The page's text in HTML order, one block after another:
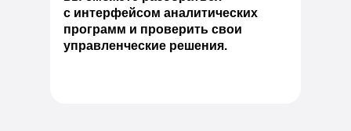
с интерфейсом аналитических
программ и проверить свои
управленческие решения.